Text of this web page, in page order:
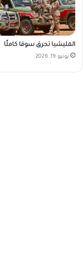
المليشيا تحرق سوقا كاملًا
يونيو 19, 2026